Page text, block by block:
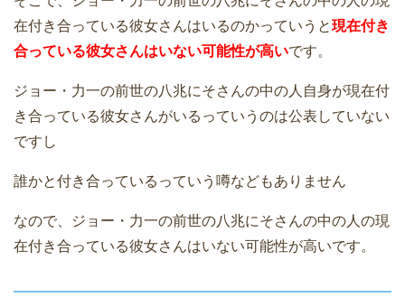
在付き合っている彼女さんはいるのかっていうと現在付き
合っている彼女さんはいない可能性が高いです。
ジョー・力一の前世の八兆にそさんの中の人自身が現在付
き合っている彼女さんがいるっていうのは公表していない
ですし
誰かと付き合っているっていう噂などもありません
なので、ジョー・力一の前世の八兆にそさんの中の人の現
在付き合っている彼女さんはいない可能性が高いです。